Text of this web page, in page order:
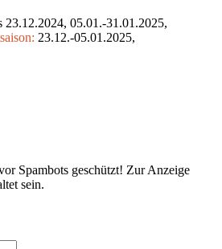
23.12.2024, 05.01.-31.01.2025,
23.12.-05.01.2025,
Spambots geschützt! Zur Anzeige
sein.